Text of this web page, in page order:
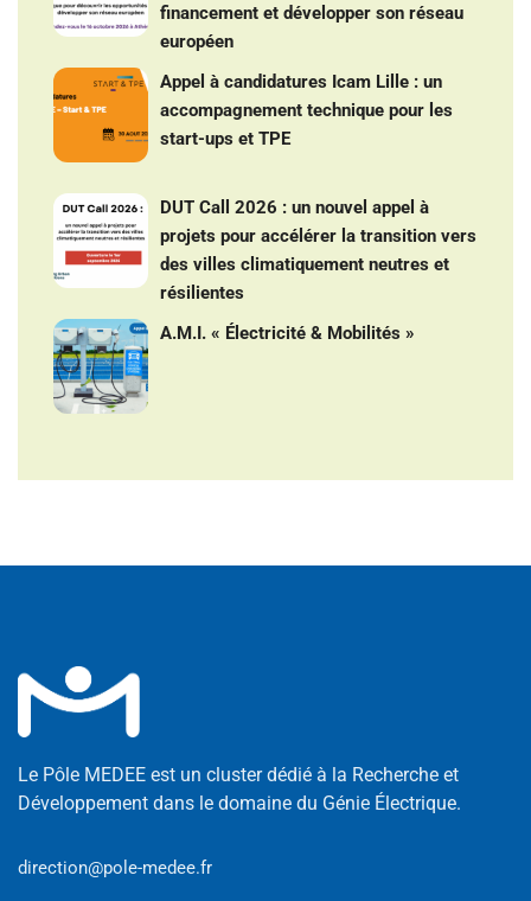
financement et développer son réseau
européen
Appel à candidatures Icam Lille : un
accompagnement technique pour les
start-ups et TPE
DUT Call 2026 : un nouvel appel à
projets pour accélérer la transition vers
des villes climatiquement neutres et
résilientes
A.M.I. « Électricité & Mobilités »
Le Pôle MEDEE est un cluster dédié à la Recherche et
Développement dans le domaine du Génie Électrique.
direction@pole-medee.fr